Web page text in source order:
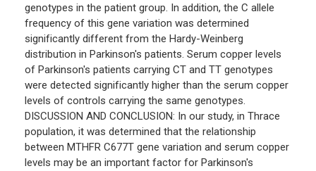
genotypes in the patient group. In addition, the C allele
frequency of this gene variation was determined
significantly different from the Hardy-Weinberg
distribution in Parkinson's patients. Serum copper levels
of Parkinson's patients carrying CT and TT genotypes
were detected significantly higher than the serum copper
levels of controls carrying the same genotypes.
DISCUSSION AND CONCLUSION: In our study, in Thrace
population, it was determined that the relationship
between MTHFR C677T gene variation and serum copper
levels may be an important factor for Parkinson's